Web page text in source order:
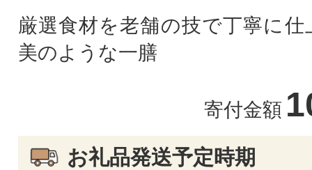
厳選食材を老舗の技で丁寧に
美のような一膳
寄付金額
お礼品発送予定時期